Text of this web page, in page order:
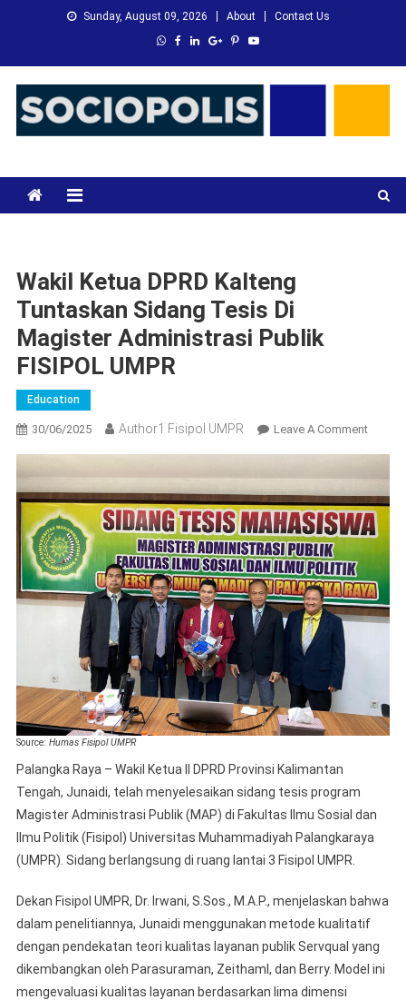
Sunday, August 09, 2026 About Contact Us
Wakil Ketua DPRD Kalteng
Tuntaskan Sidang Tesis Di
Magister Administrasi Publik
FISIPOL UMPR
Education
30/06/2025 Author1 Fisipol UMPR Leave A CommentOn
DPRD
Kalteng
Sidang
Tesis
Di
UMPR
Source: Humas Fisipol UMPR
Palangka Raya – Wakil Ketua II DPRD Provinsi Kalimantan
Tengah, Junaidi, telah menyelesaikan sidang tesis program
Magister Administrasi Publik (MAP) di Fakultas Ilmu Sosial dan
Ilmu Politik (Fisipol) Universitas Muhammadiyah Palangkaraya
(UMPR). Sidang berlangsung di ruang lantai 3 Fisipol UMPR.
Dekan Fisipol UMPR, Dr. Irwani, S.Sos., M.A.P., menjelaskan bahwa
dalam penelitiannya, Junaidi menggunakan metode kualitatif
dengan pendekatan teori kualitas layanan publik Servqual yang
dikembangkan oleh Parasuraman, Zeithaml, dan Berry. Model ini
mengevaluasi kualitas layanan berdasarkan lima dimensi